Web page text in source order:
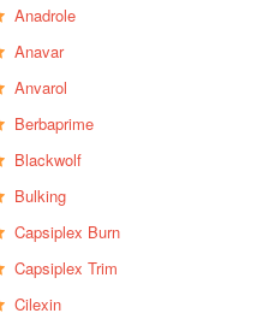
Anadrole
Anavar
Anvarol
Berbaprime
Blackwolf
Bulking
Capsiplex Burn
Capsiplex Trim
Cilexin